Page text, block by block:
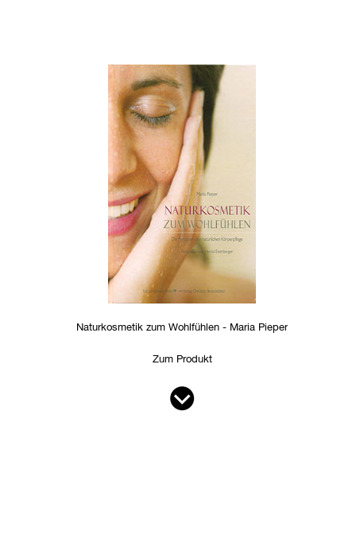
Naturkosmetik zum Wohlfühlen - Maria Pieper
Zum Produkt